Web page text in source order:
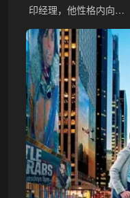
印经理，他性格内向…